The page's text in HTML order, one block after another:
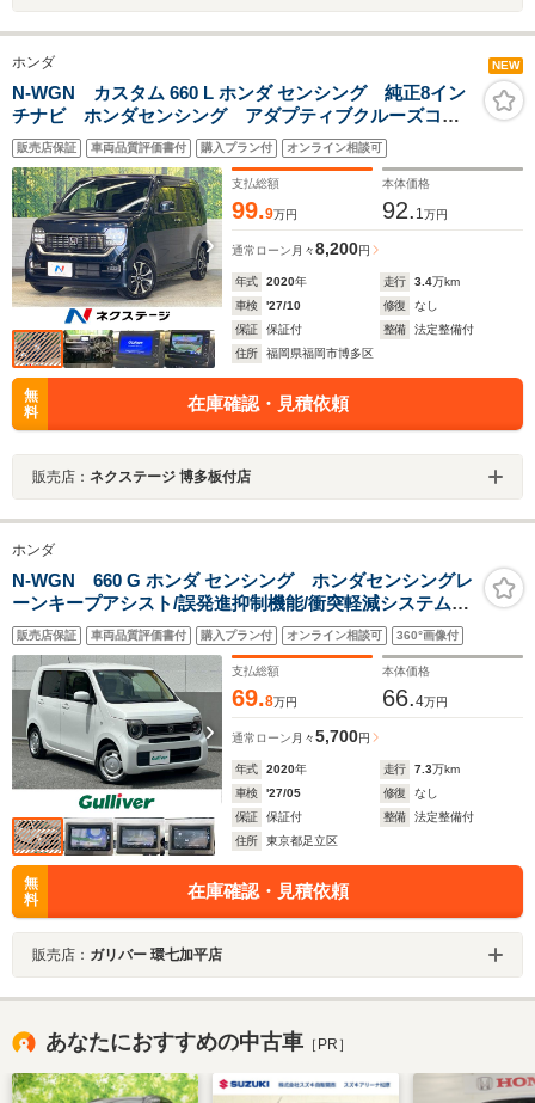
ホンダ NEW
N-WGN カスタム 660 L ホンダ センシング 純正8イン
チナビ ホンダセンシング アダプティブクルーズコン
トロール シートヒーター バックカメラ コーナーセ
ンサー LEDヘッドライト 電動パーキングブレーキ
スマートキー ETC
販売店保証 車両品質評価書付 購入プラン付 オンライン相談可
支払総額
99.9万円
本体価格
92. 1万円
通常ローン 月々8,200円
年式 2020年 走行 3.4万km
車検
'27/10 修復
なし
保証
保証付 整備
法定整備付
住所
福岡県福岡市博多区
無
料
在庫確認・見積依頼
販売店： ネクステージ 博多板付店
ホンダ
N-WGN 660 G ホンダ センシング ホンダセンシングレ
ーンキープアシスト/誤発進抑制機能/衝突軽減システム・
アダプティブクルーズコントロール/純正ナビ
Bluetooth/CD/DVD/フルセグTV/バックカメラ/ETC
販売店保証 車両品質評価書付 購入プラン付 オンライン相談可 360°画像付
支払総額
69.8万円
本体価格
66.4万円
通常ローン 月々5,700円
年式 2020年 走行 7.3万km
車検
'27/05 修復
なし
保証
保証付 整備
法定整備付
住所
東京都足立区
無
料
在庫確認・見積依頼
販売店： ガリバー 環七加平店
あなたにおすすめの中古車 ［PR］